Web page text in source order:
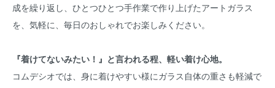
成を繰り返し、ひとつひとつ手作業で作り上げたアートガラス
を、気軽に、毎日のおしゃれでお楽しみください。
『着けてないみたい！』と言われる程、軽い着け心地。
コムデシオでは、身に着けやすい様にガラス自体の重さも軽減で